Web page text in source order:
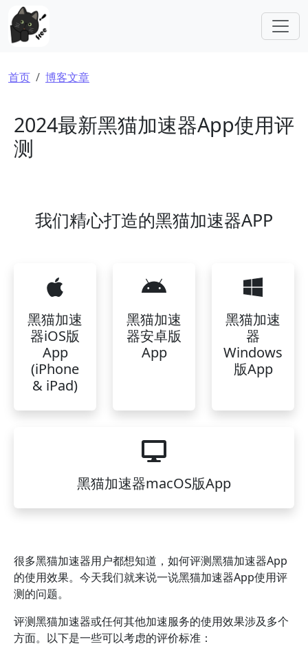
跳转到主要内容
面包屑
首页 博客文章
2024最新黑猫加速器App使用评
测
我们精心打造的黑猫加速器APP
黑猫加速
器iOS版
App
(iPhone
& iPad)
黑猫加速
器安卓版
App
黑猫加速
器
Windows
版App
黑猫加速器macOS版App
很多黑猫加速器用户都想知道，如何评测黑猫加速器App
的使用效果。今天我们就来说一说黑猫加速器App使用评
测的问题。
评测黑猫加速器或任何其他加速服务的使用效果涉及多个
方面。以下是一些可以考虑的评价标准：